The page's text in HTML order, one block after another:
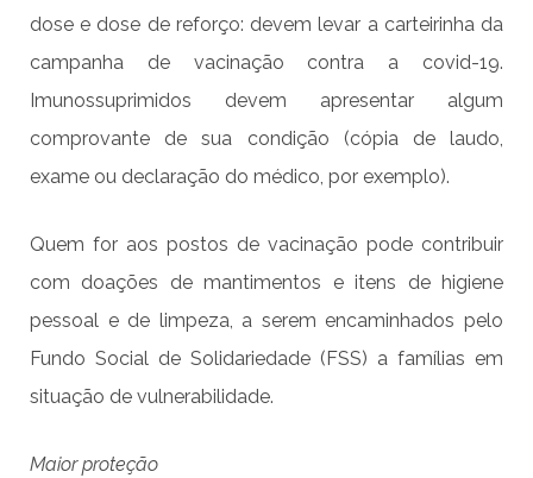
dose e dose de reforço: devem levar a carteirinha da
campanha de vacinação contra a covid-19.
Imunossuprimidos devem apresentar algum
comprovante de sua condição (cópia de laudo,
exame ou declaração do médico, por exemplo).
Quem for aos postos de vacinação pode contribuir
com doações de mantimentos e itens de higiene
pessoal e de limpeza, a serem encaminhados pelo
Fundo Social de Solidariedade (FSS) a famílias em
situação de vulnerabilidade.
Maior proteção